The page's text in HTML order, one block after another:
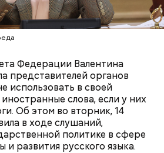
Федерации Валентина
представителей органов
использовать в своей
слова, если у них
Об этом во вторник, 14
в ходе слушаний,
политике в сфере
и развития русского языка.